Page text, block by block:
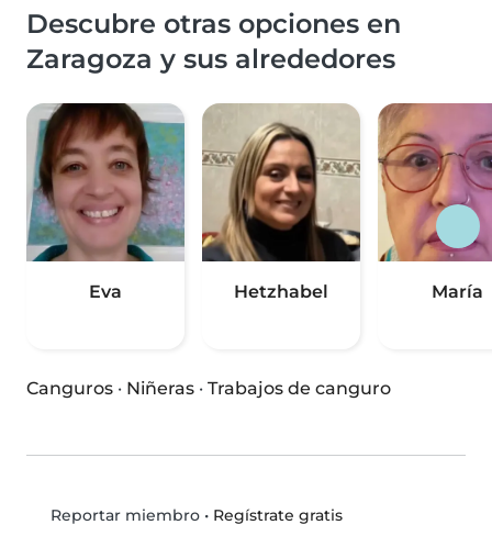
Descubre otras opciones en
Zaragoza y sus alrededores
Eva Hetzhabel María
Canguros · Niñeras · Trabajos de canguro
Reportar miembro• Regístrate gratis